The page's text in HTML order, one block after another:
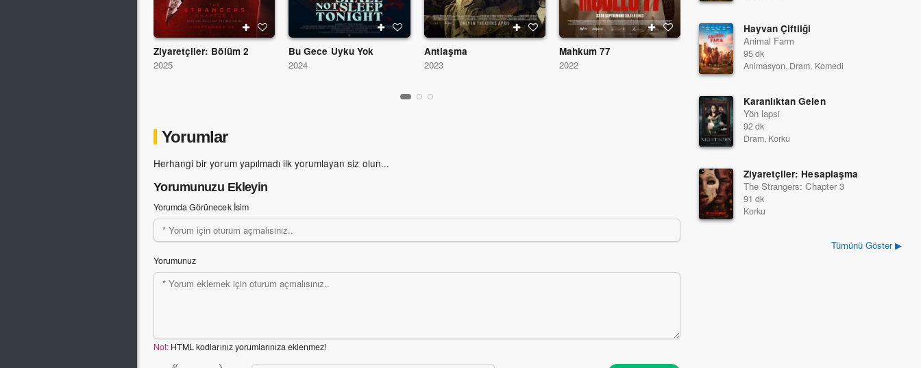
Ziyaretçiler: Bölüm 2
2025
Bu Gece Uyku Yok
2024
Antlaşma
2023
Mahkum 77
2022
Şeytan Uykuda
2022
2021
Yorumlar
Herhangi bir yorum yapılmadı ilk yorumlayan siz olun...
Yorumunuzu Ekleyin
Yorumda Görünecek İsim
Yorumunuz
Not: HTML kodlarınız yorumlarınıza eklenmez!
Hayvan Çiftliği
Animal Farm
95 dk
Animasyon, Dram, Komedi
Karanlıktan Gelen
Yön lapsi
92 dk
Dram, Korku
Ziyaretçiler: Hesaplaşma
The Strangers: Chapter 3
91 dk
Korku
Tümünü Göster ▶